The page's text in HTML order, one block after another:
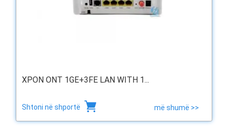
XPON ONT 1GE+3FE LAN WITH 1...
Shtoni në shportë më shumë >>